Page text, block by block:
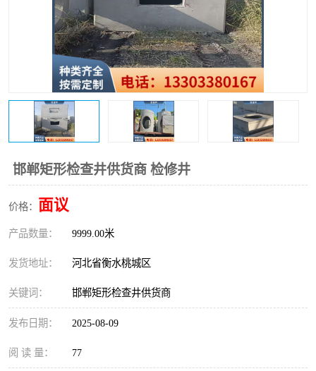
邯郸矩形检查井供货商 检修井
价格： 面议
产品数量： 9999.00米
发货地址： 河北省衡水桃城区
关键词： 邯郸矩形检查井供货商
发布日期： 2025-08-09
阅 读 量： 77
波纹管